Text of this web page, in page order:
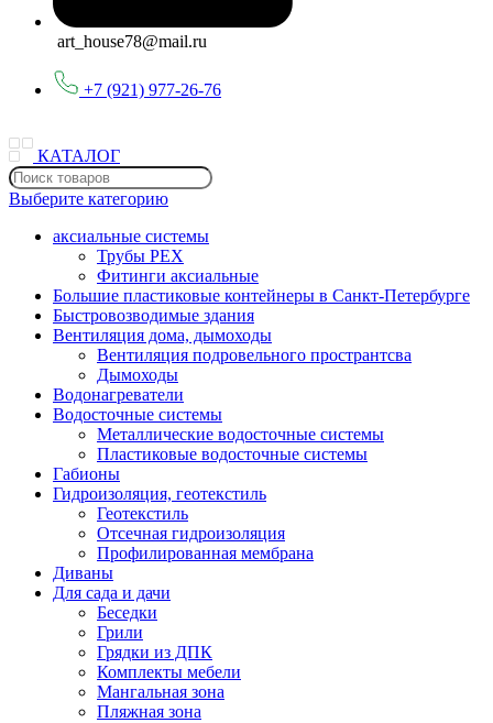
art_house78@mail.ru
+7 (921) 977-26-76
КАТАЛОГ
Выберите категорию
аксиальные системы
Трубы PEX
Фитинги аксиальные
Большие пластиковые контейнеры в Санкт-Петербурге
Быстровозводимые здания
Вентиляция дома, дымоходы
Вентиляция подровельного пространтсва
Дымоходы
Водонагреватели
Водосточные системы
Металлические водосточные системы
Пластиковые водосточные системы
Габионы
Гидроизоляция, геотекстиль
Геотекстиль
Отсечная гидроизоляция
Профилированная мембрана
Диваны
Для сада и дачи
Беседки
Грили
Грядки из ДПК
Комплекты мебели
Мангальная зона
Пляжная зона